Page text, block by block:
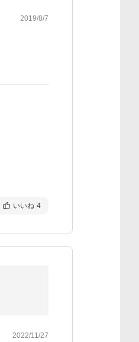
2019/8/7
いいね 4
2022/11/27